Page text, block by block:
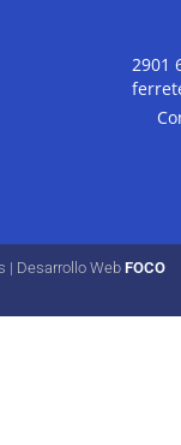
2901
| Desarrollo Web FOCO